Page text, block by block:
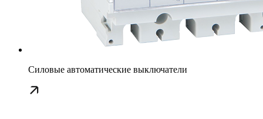
Силовые автоматические выключатели